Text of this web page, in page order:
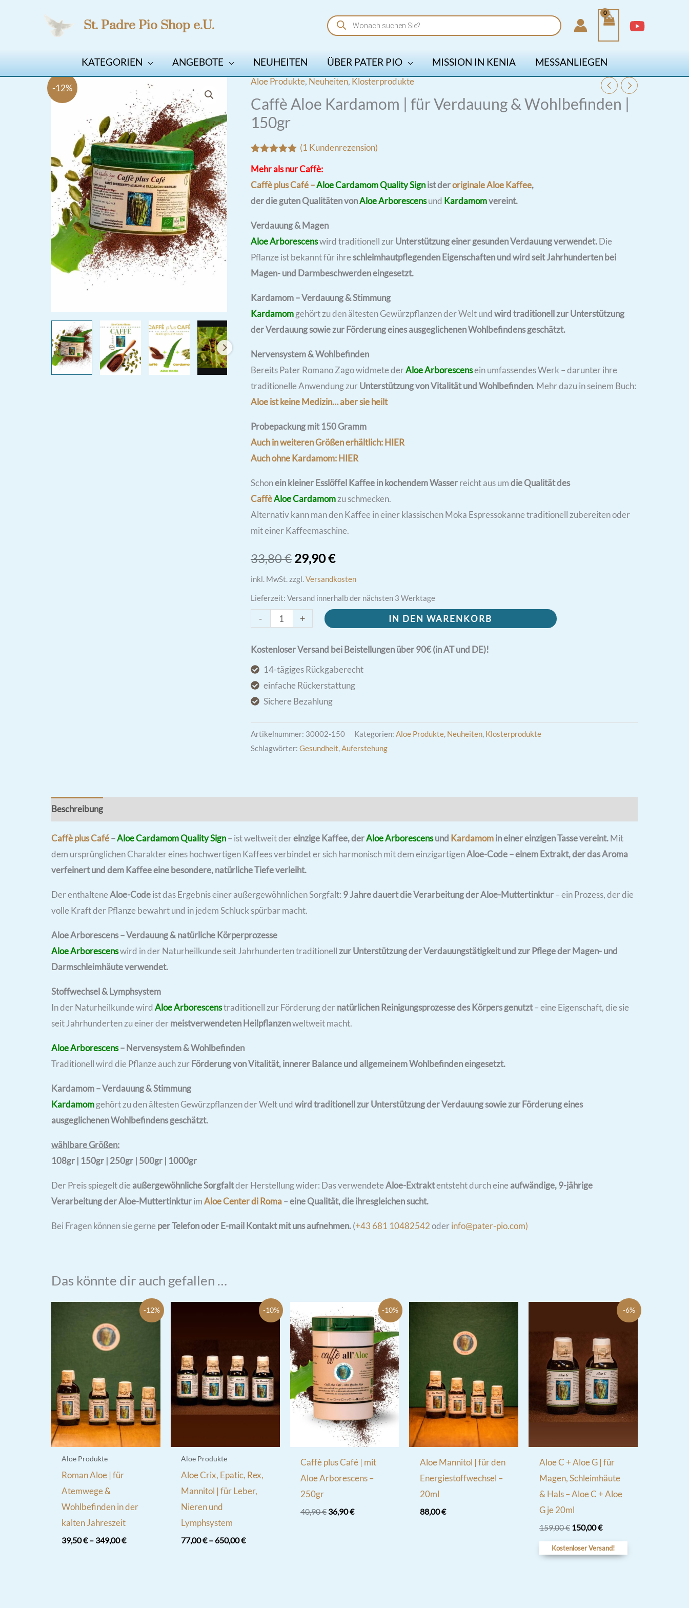
St. Padre Pio Shop e.U.
Products
search
KATEGORIEN ANGEBOTE NEUHEITEN ÜBER PATER PIO MISSION IN KENIA MESSANLIEGEN
-12%
Aloe Produkte, Neuheiten, Klosterprodukte
Caffè Aloe Kardamom | für Verdauung & Wohlbefinden |
150gr
5.00von 5,
auf
Kundenbewertung
(1 Kundenrezension)
Mehr als nur Caffè:
Caffè plus Café –Aloe Cardamom Quality Signist deroriginale Aloe Kaffee,
der die guten Qualitäten vonAloe Arborescensund Kardamomvereint.
Verdauung & Magen
Aloe Arborescenswird traditionell zurUnterstützung einer gesunden Verdauung verwendet.Die
Pflanze ist bekannt für ihreschleimhautpflegenden Eigenschaften und wird seit Jahrhunderten bei
Magen- und Darmbeschwerden eingesetzt.
Kardamom – Verdauung & Stimmung
Kardamomgehört zu den ältesten Gewürzpflanzen der Welt undwird traditionell zur Unterstützung
der Verdauung sowie zur Förderung eines ausgeglichenen Wohlbefindens geschätzt.
Nervensystem & Wohlbefinden
Bereits Pater Romano Zago widmete derAloe Arborescensein umfassendes Werk – darunter ihre
traditionelle Anwendung zurUnterstützung von Vitalität und Wohlbefinden. Mehr dazu in seinem Buch:
Aloe ist keine Medizin… aber sie heilt
Probepackung mit 150 Gramm
Auch in weiteren Größen erhältlich: HIER
Auch ohne Kardamom: HIER
Schonein kleiner Esslöffel Kaffee in kochendem Wasserreicht aus umdie Qualität des
CaffèAloeCardamomzu schmecken.
Alternativ kann man den Kaffee in einer klassischen Moka Espressokanne traditionell zubereiten oder
mit einer Kaffeemaschine.
33,80€ Ursprünglicher
Preis
war:
33,80 €
29,90€Aktueller
Preis
ist:
29,90 €.
inkl. MwSt.zzgl.Versandkosten
Lieferzeit: Versand innerhalb der nächsten 3 Werktage
-
Caffè
Kardamom
|
für
Verdauung
|
+ IN DEN WARENKORB
Kostenloser Versand bei Beistellungen über 90€ (in AT und DE)!
14-tägiges Rückgaberecht
einfache Rückerstattung
Sichere Bezahlung
Artikelnummer: 30002-150 Kategorien: Aloe Produkte, Neuheiten, Klosterprodukte
Schlagwörter: Gesundheit,Auferstehung
Beschreibung
Caffè plus Café–Aloe Cardamom Quality Sign– ist weltweit dereinzige Kaffee, derAloe Arborescensund Kardamomin einer einzigen Tasse vereint.Mit
dem ursprünglichen Charakter eines hochwertigen Kaffees verbindet er sich harmonisch mit dem einzigartigenAloe-Code – einem Extrakt, der das Aroma
verfeinert und dem Kaffee eine besondere, natürliche Tiefe verleiht.
Der enthalteneAloe-Codeist das Ergebnis einer außergewöhnlichen Sorgfalt: 9 Jahredauert die Verarbeitung der Aloe-Muttertinktur– ein Prozess, der die
volle Kraft der Pflanze bewahrt und in jedem Schluck spürbar macht.
Aloe Arborescens – Verdauung & natürliche Körperprozesse
Aloe Arborescenswird in der Naturheilkunde seit Jahrhunderten traditionellzur Unterstützung der Verdauungstätigkeit und zur Pflege der Magen- und
Darmschleimhäute verwendet.
Stoffwechsel & Lymphsystem
In der Naturheilkunde wirdAloe Arborescenstraditionell zur Förderung dernatürlichen Reinigungsprozesse des Körpers genutzt– eine Eigenschaft, die sie
seit Jahrhunderten zu einer dermeistverwendeten Heilpflanzenweltweit macht.
Aloe Arborescens– Nervensystem & Wohlbefinden
Traditionell wird die Pflanze auch zurFörderung von Vitalität, innerer Balance und allgemeinem Wohlbefinden eingesetzt.
Kardamom – Verdauung & Stimmung
Kardamomgehört zu den ältesten Gewürzpflanzen der Welt undwird traditionell zur Unterstützung der Verdauung sowie zur Förderung eines
ausgeglichenen Wohlbefindens geschätzt.
wählbare Größen:
108gr | 150gr | 250gr | 500gr | 1000gr
Der Preis spiegelt die außergewöhnliche Sorgfaltder Herstellung wider: Das verwendeteAloe-Extraktentsteht durch eine aufwändige, 9-jährige
Verarbeitung der Aloe-MuttertinkturimAloe Center di Roma–eine Qualität, die ihresgleichen sucht.
Bei Fragen können sie gerne per Telefon oder E-mail Kontakt mit uns aufnehmen.(+43 681 10482542oderinfo@pater-pio.com)
Das könnte dir auch gefallen …
-12%
Aloe Produkte
Roman Aloe | für
Atemwege &
Wohlbefinden in der
kalten Jahreszeit
39,50€– 349,00€
-10%
Aloe Produkte
Aloe Crix, Epatic, Rex,
Mannitol | für Leber,
Nieren und
Lymphsystem
77,00€– 650,00€
-10%
Caffè plus Café | mit
Aloe Arborescens –
250gr
40,90€ Ursprünglicher
36,90€Aktueller
Aloe Mannitol | für den
Energiestoffwechsel –
20ml
88,00€
-6%
Aloe C + Aloe G | für
Magen, Schleimhäute
& Hals – Aloe C + Aloe
G je 20ml
159,00€ Ursprünglicher
war:
159,00 €
150,00€Aktueller
ist:
150,00 €.
Kostenloser Versand!